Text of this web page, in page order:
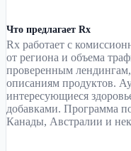
Что предлагает Rx
Rx работает с
от региона и объема
проверенным
описаниям продуктов.
интересующиеся
добавками. Программа
Канады, Австралии и